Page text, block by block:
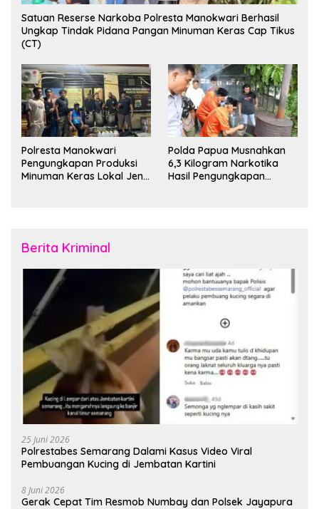
Satuan Reserse Narkoba Polresta Manokwari Berhasil
Ungkap Tindak Pidana Pangan Minuman Keras Cap Tikus
(CT)
Polresta Manokwari
Pengungkapan Produksi
Minuman Keras Lokal Jenis
Polda Papua Musnahkan
6,3 Kilogram Narkotika
Hasil Pengungkapan
Berita Kriminal
25 Juni 2026
Polrestabes Semarang Dalami Kasus Video Viral
Pembuangan Kucing di Jembatan Kartini
8 Juni 2026
Gerak Cepat Tim Resmob Numbay dan Polsek Jayapura